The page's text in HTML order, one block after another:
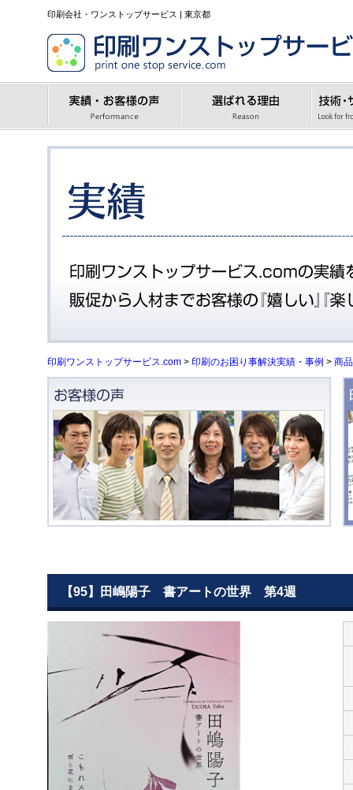
印刷会社・ワンストップサービス | 東京都
印刷ワンストップサービス.com > 印刷のお困り事解決実績・事例 > 商品
【95】田嶋陽子 書アートの世界 第4週